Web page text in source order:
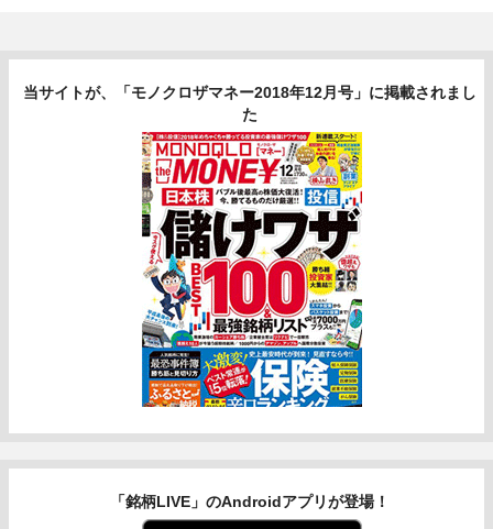
当サイトが、「モノクロザマネー2018年12月号」に掲載されまし
た
「銘柄LIVE」のAndroidアプリが登場！